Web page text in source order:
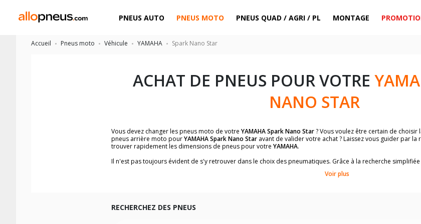
PNEUS AUTO PNEUS MOTO PNEUS QUAD / AGRI / PL MONTAGE
Accueil Pneus moto Véhicule YAMAHA Spark Nano Star
ACHAT DE PNEUS POUR VOTRE
NANO STAR
Vous devez changer les pneus moto de votre YAMAHA Spark Nano Star? Vous voulez être certain de
pneus arrière moto pourYAMAHA Spark Nano Star avant de valider votre achat ? Laissez vous guider par
trouver rapidement les dimensions de pneus pour votre YAMAHA.
Il n'est pas toujours évident de s'y retrouver dans le choix des pneumatiques. Grâce à la recherche
Vous ne savez pas comment trouver les dimensions de vos pneus ? Ces informations sont indiquées sur le
facilement.
Voir plus
RECHERCHEZ DES PNEUS